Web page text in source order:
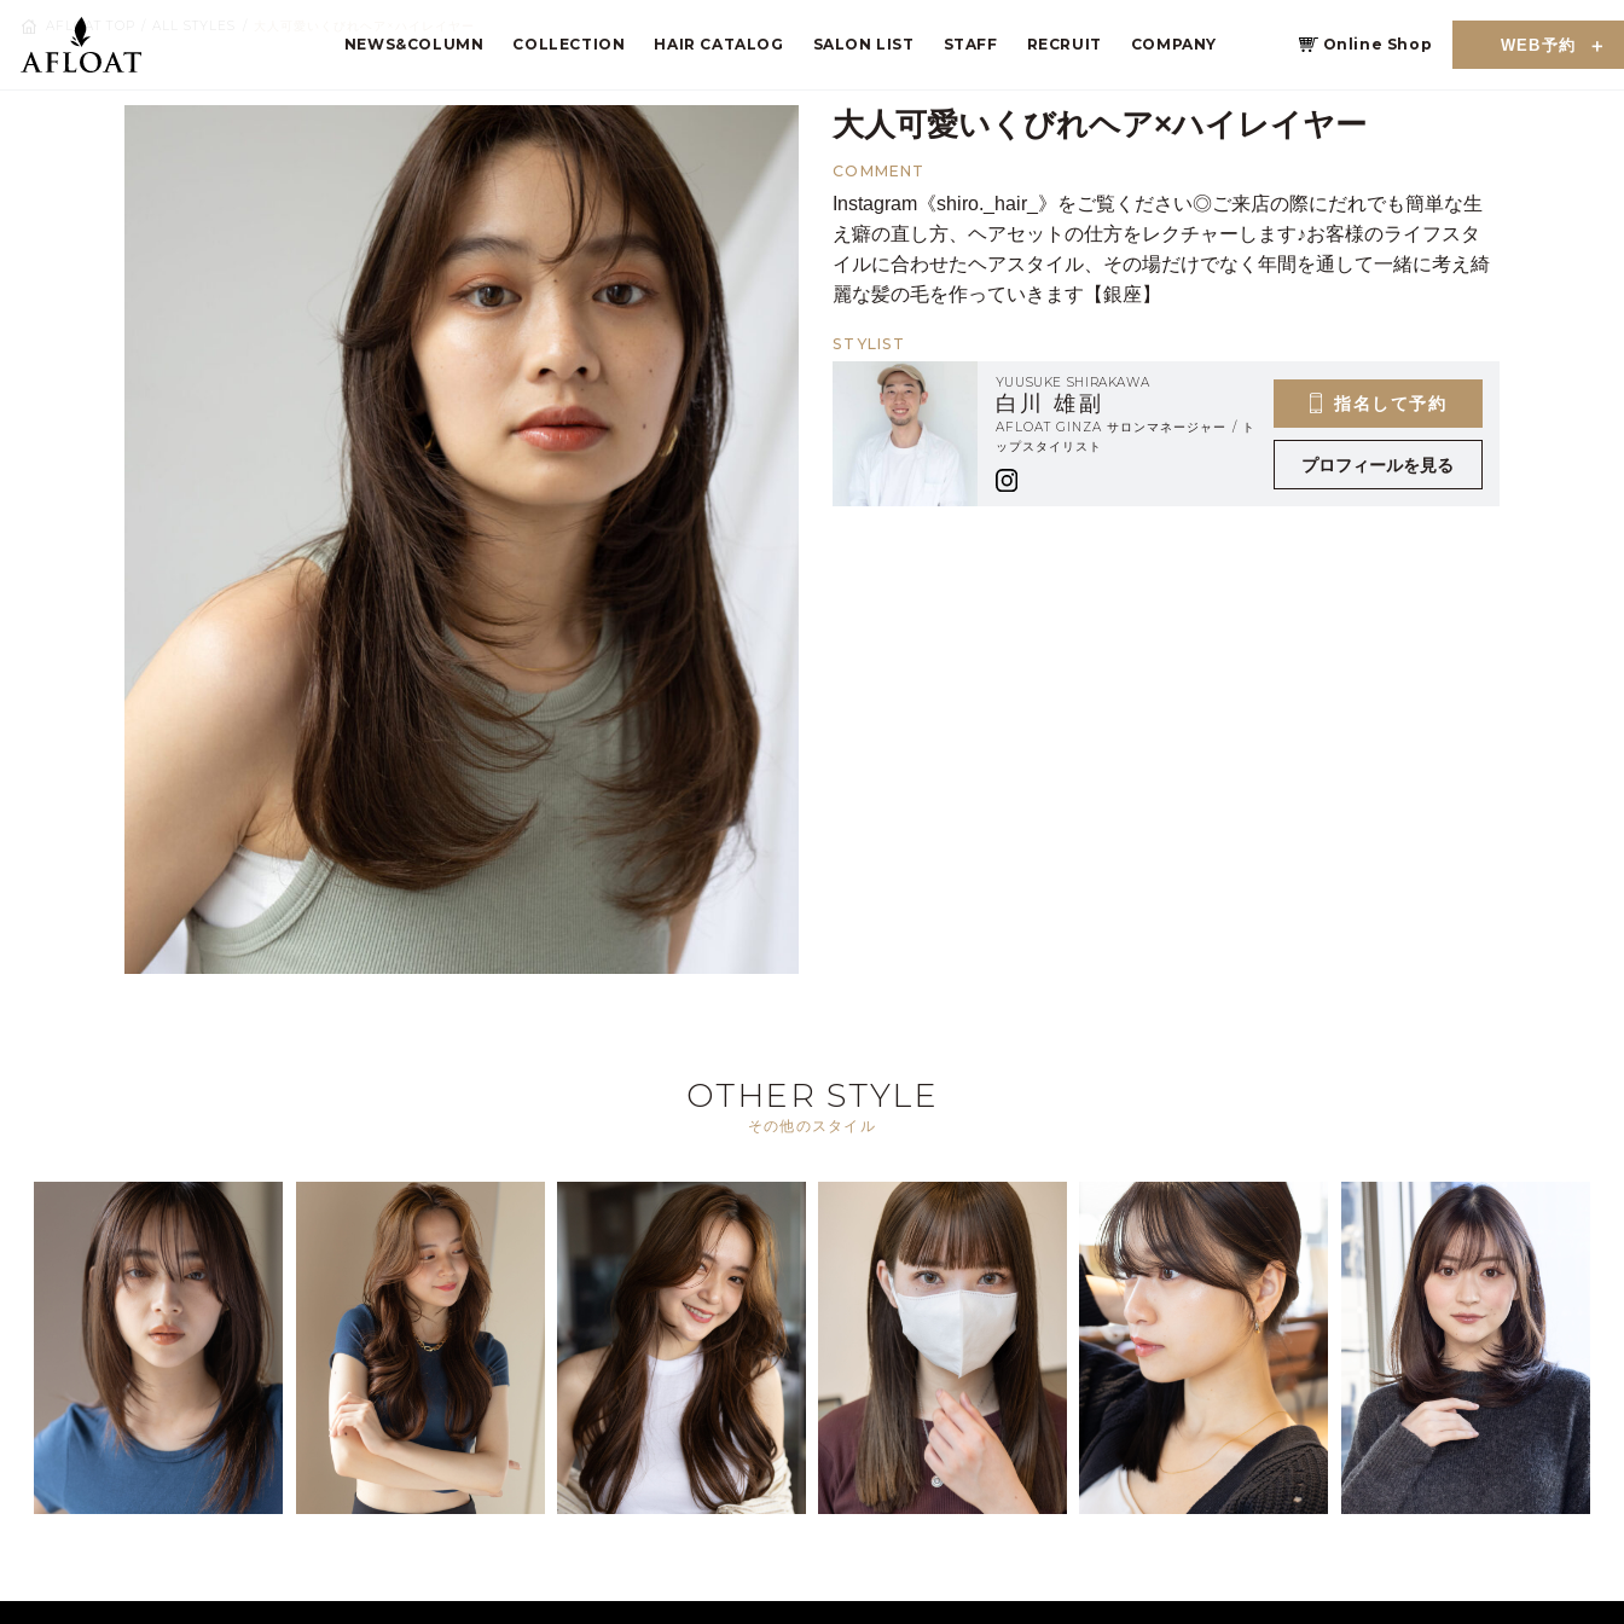
NEWS&COLUMN COLLECTION HAIR CATALOG SALON LIST STAFF RECRUIT COMPANY Online Shop WEB予約
AFLOAT TOP
大人可愛いくびれヘア×ハイレイヤー
COMMENT
Instagram《shiro._hair_》をご覧ください◎ご来店の際にだれでも簡単な生
え癖の直し方、ヘアセットの仕方をレクチャーします♪お客様のライフスタ
イルに合わせたヘアスタイル、その場だけでなく年間を通して一緒に考え綺
麗な髪の毛を作っていきます【銀座】
STYLIST
YUUSUKE SHIRAKAWA
白川 雄副
AFLOAT GINZA サロンマネージャー / ト
ップスタイリスト
指名して予約
プロフィールを見る
OTHER STYLE
その他のスタイル